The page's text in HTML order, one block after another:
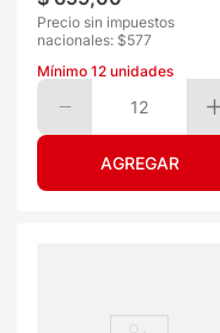
Precio sin impuestos
nacionales: $577
Mínimo12 unidades
12